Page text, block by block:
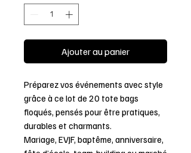
Ajouter au panier
Préparez vos événements avec style
grâce à ce lot de 20 tote bags
floqués, pensés pour être pratiques,
durables et charmants.
Mariage, EVJF, baptême, anniversaire,